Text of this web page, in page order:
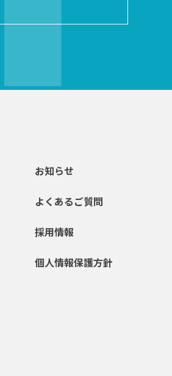
お知らせ
よくあるご質問
採用情報
個人情報保護方針